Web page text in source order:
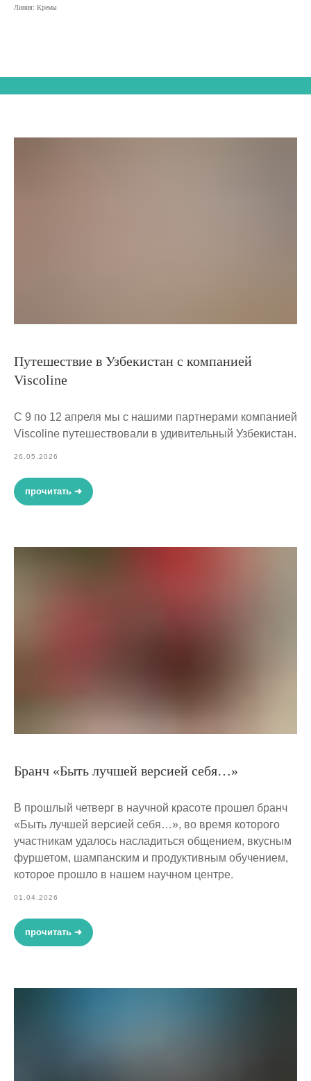
Линия: Кремы
Путешествие в Узбекистан с компанией
Viscoline
С 9 по 12 апреля мы с нашими партнерами компанией
Viscoline путешествовали в удивительный Узбекистан.
26.05.2026
прочитать ➜
Бранч «Быть лучшей версией себя…»
В прошлый четверг в научной красоте прошел бранч
«Быть лучшей версией себя…», во время которого
участникам удалось насладиться общением, вкусным
фуршетом, шампанским и продуктивным обучением,
которое прошло в нашем научном центре.
01.04.2026
прочитать ➜